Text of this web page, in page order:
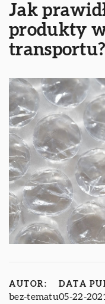
Jak
produkty
transportu?
AUTOR:
bez-tematu
DATA
05-22-